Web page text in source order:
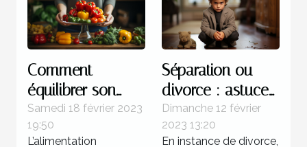
Comment
équilibrer son
alimentation ?
Samedi 18 février 2023
19:50
L’alimentation
Séparation ou
divorce : astuces
pour atténuer la
souffrance des
Dimanche 12 février
2023 13:20
En instance de divorce,